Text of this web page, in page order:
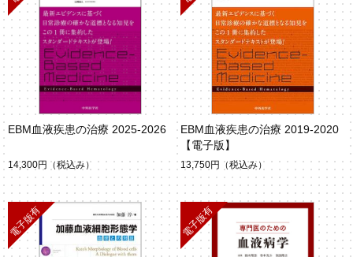
EBM血液疾患の治療 2025-2026
14,300円 （税込み）
EBM血液疾患の治療 2019-2020
【電子版】
13,750円 （税込み）